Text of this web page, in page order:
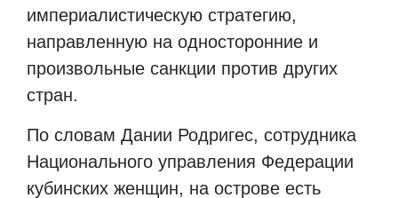
империалистическую стратегию,
направленную на односторонние и
произвольные санкции против других
стран.
По словам Дании Родригес, сотрудника
Национального управления Федерации
кубинских женщин, на острове есть